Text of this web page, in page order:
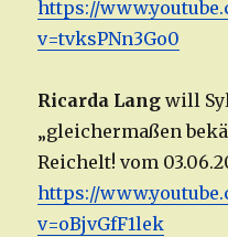
https://
v=tvksPNn3Go0
Ricarda Lang will
„gleichermaßen
Reichelt! vom
https://
v=oBjvGfF1lek